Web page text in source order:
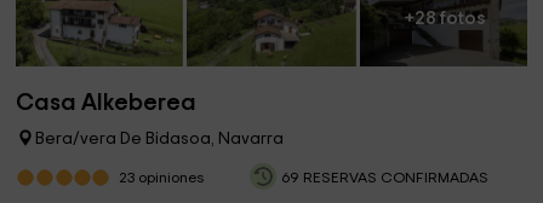
+28 fotos
Casa Alkeberea
Bera/vera De Bidasoa, Navarra
23 opiniones 69 RESERVAS CONFIRMADAS